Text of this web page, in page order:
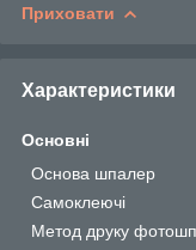
Приховати
Характеристики
Основні
Основа шпалер
Самоклеючі
Метод друку